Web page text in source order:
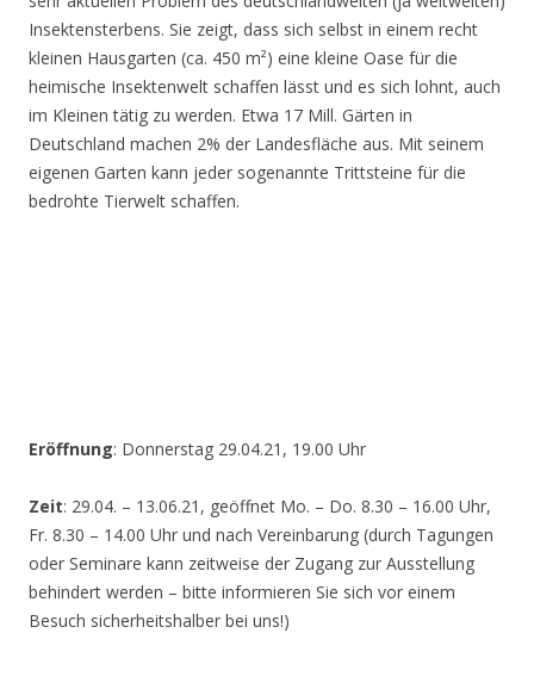
Insektensterbens. Sie zeigt, dass sich selbst in einem recht
kleinen Hausgarten (ca. 450 m²) eine kleine Oase für die
heimische Insektenwelt schaffen lässt und es sich lohnt, auch
im Kleinen tätig zu werden. Etwa 17 Mill. Gärten in
Deutschland machen 2% der Landesfläche aus. Mit seinem
eigenen Garten kann jeder sogenannte Trittsteine für die
bedrohte Tierwelt schaffen.
Eröffnung: Donnerstag 29.04.21, 19.00 Uhr
Zeit: 29.04. – 13.06.21, geöffnet Mo. – Do. 8.30 – 16.00 Uhr,
Fr. 8.30 – 14.00 Uhr und nach Vereinbarung (durch Tagungen
oder Seminare kann zeitweise der Zugang zur Ausstellung
behindert werden – bitte informieren Sie sich vor einem
Besuch sicherheitshalber bei uns!)